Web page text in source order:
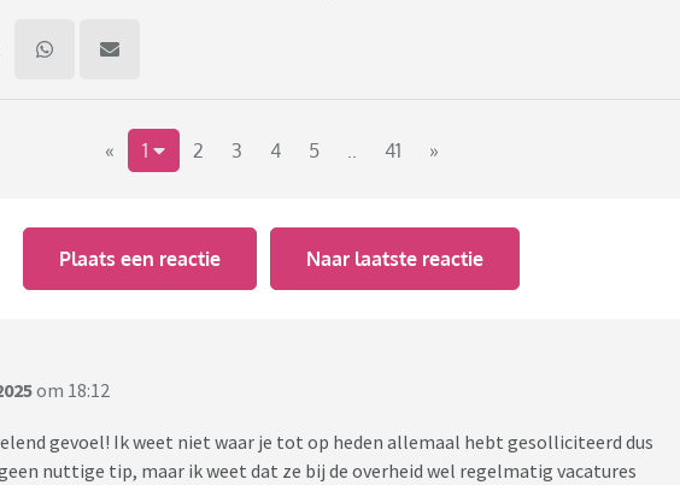
« 1 2 3 4 5 .. 41 »
Plaats een reactie Naar laatste reactie
om 18:12
gevoel! Ik weet niet waar je tot op heden allemaal hebt gesolliciteerd dus
nuttige tip, maar ik weet dat ze bij de overheid wel regelmatig vacatures